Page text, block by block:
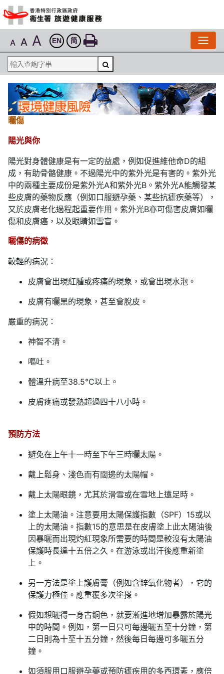
A A A EN 简
曬傷
陽光與你
陽光對身體健康是有一定的益處，例如促進維他命D的組
成，有助骨骼健康。不過陽光中的紫外光是有害的。紫外光
中的兩種主要成份是紫外光A和紫外光B。紫外光A能觸發某
些皮膚的藥物反應（例如口服避孕藥、某些抗瘧疾藥等），
又於皮膚老化過程起重要作用。紫外光B亦可傷害皮膚如曬
傷和皮膚癌，以及眼睛如雪盲。
曬傷的病徵
較輕的病況：
皮膚會出現紅腫或疼痛的現象，或會出現水泡。
皮膚有曬黑的現象，甚至會脫皮。
嚴重的病況：
神智不清。
嘔吐。
體溫升病至38.5°C以上。
皮膚疼痛或發熱超過四十八小時。
預防方法
避免在上午十一時至下午三時曬太陽。
戴上鬆身、淺色而有闊邊的太陽帽。
戴上太陽眼鏡，尤其於滑雪或在雪地上遠足時。
塗上太陽油。注意要用太陽保護指數（SPF）15或以
上的太陽油。指數15的意思是在皮膚塗上此太陽油後
因暴曬而出現灼紅現象所需要的時間是較沒有太陽油
保護時長達十五倍之久。在游泳或出汗後應重新塗
上。
另一方法是塗上護膚膏（例如含鋅氧化物者），它的
保護力極佳。應重覆多次塗搽。
假如想曬得一身古銅色，就要漸進地增加暴露於陽光
中的時間。例如，第一日只可每邊曬五至十分鐘，第
二日則為十至十五分鐘，然後每日每邊可多曬五分
鐘。
如須服用口服避孕藥或預防瘧疾用的多西環素，應倍